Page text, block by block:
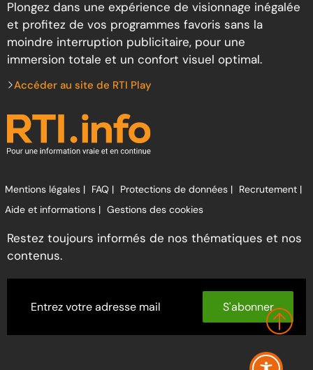
Plongez dans une expérience de visionnage inégalée
et profitez de vos programmes favoris sans la
moindre interruption publicitaire, pour une
immersion totale et un confort visuel optimal.
Accéder au site de RTI Play
Mentions légales | FAQ | Protections de données | Recrutement |
Aide et informations | Gestions des cookies
Restez toujours informés de nos thématiques et nos
contenus.
S'abonner